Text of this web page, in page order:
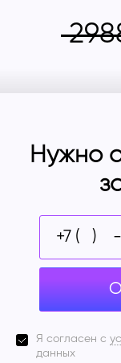
Нужно
Я согласен с
данных